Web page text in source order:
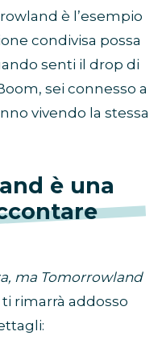
è l’esempio
condivisa possa
senti il drop di
sei connesso a
vivendo la stessa
è una
ma Tomorrowland
rimarrà addosso